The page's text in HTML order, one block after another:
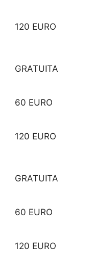
120 EURO
GRATUITA
60 EURO
120 EURO
GRATUITA
60 EURO
120 EURO